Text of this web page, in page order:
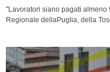
"Lavoratori siano pagati
Regionale dellaPuglia, della